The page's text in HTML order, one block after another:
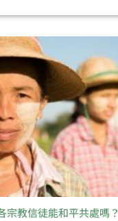
宗教信徒能和平共處嗎？